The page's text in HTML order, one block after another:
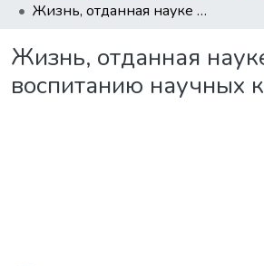
Жизнь, отданная науке и воспитанию научных кадров
Жизнь, отданная
воспитанию научных